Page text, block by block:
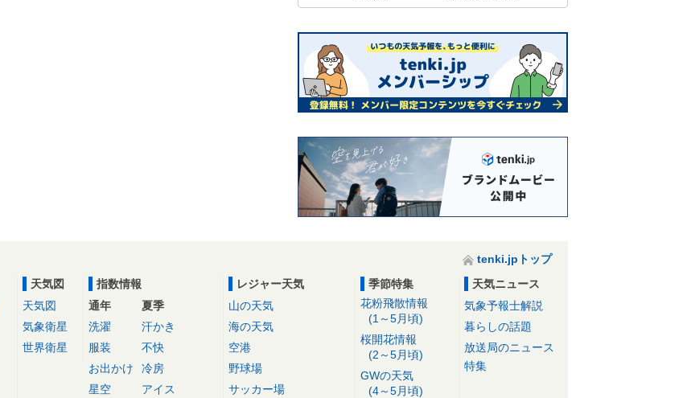
tenki.jpトップ
天気図
天気図
気象衛星
世界衛星
指数情報
通年
洗濯
服装
お出かけ
星空
夏季
汗かき
不快
冷房
アイス
レジャー天気
山の天気
海の天気
空港
野球場
サッカー場
季節特集
花粉飛散情報
(1～5月頃)
桜開花情報
(2～5月頃)
GWの天気
(4～5月頃)
天気ニュース
気象予報士解説
暮らしの話題
放送局のニュース
特集